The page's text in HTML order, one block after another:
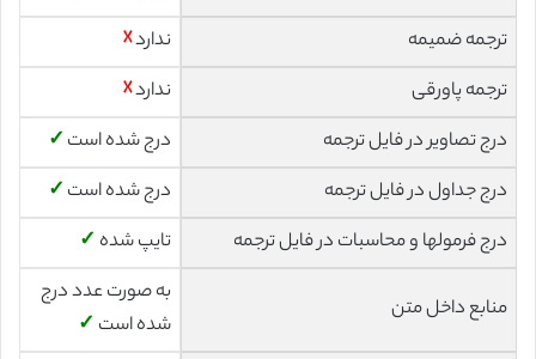
ترجمه ضمیمه
ندارد☓
ترجمه پاورقی
ندارد☓
درج تصاویر در فایل ترجمه
درج شده است ✓
درج جداول در فایل ترجمه
درج شده است ✓
درج فرمولها و محاسبات در فایل ترجمه
تایپ شده ✓
منابع داخل متن
به صورت عدد درج
شده است ✓